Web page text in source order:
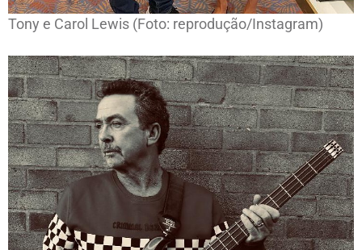
Tony e Carol Lewis (Foto: reprodução/Instagram)